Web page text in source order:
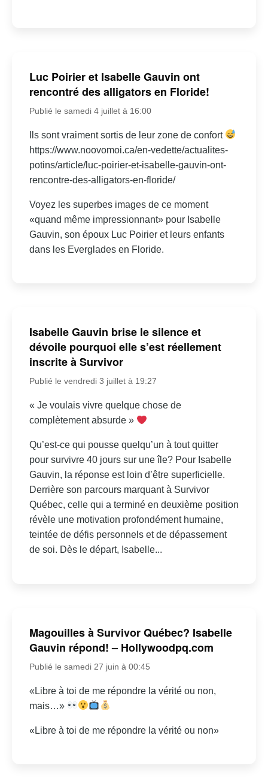
Luc Poirier et Isabelle Gauvin ont
rencontré des alligators en Floride!
Publié le samedi 4 juillet à 16:00
Ils sont vraiment sortis de leur zone de confort
https://www.noovomoi.ca/en-vedette/actualites-
potins/article/luc-poirier-et-isabelle-gauvin-ont-
rencontre-des-alligators-en-floride/
Voyez les superbes images de ce moment
«quand même impressionnant» pour Isabelle
Gauvin, son époux Luc Poirier et leurs enfants
dans les Everglades en Floride.
Isabelle Gauvin brise le silence et
dévoile pourquoi elle s’est réellement
inscrite à Survivor
Publié le vendredi 3 juillet à 19:27
« Je voulais vivre quelque chose de
complètement absurde »
Qu’est-ce qui pousse quelqu’un à tout quitter
pour survivre 40 jours sur une île? Pour Isabelle
Gauvin, la réponse est loin d’être superficielle.
Derrière son parcours marquant à Survivor
Québec, celle qui a terminé en deuxième position
révèle une motivation profondément humaine,
teintée de défis personnels et de dépassement
de soi. Dès le départ, Isabelle...
Magouilles à Survivor Québec? Isabelle
Gauvin répond! – Hollywoodpq.com
Publié le samedi 27 juin à 00:45
«Libre à toi de me répondre la vérité ou non,
mais…»
«Libre à toi de me répondre la vérité ou non»